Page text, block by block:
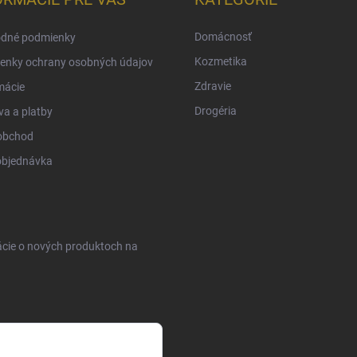
podmienky
ochrany osobných údajov
a platby
Domácnosť
Kozmetika
Zdravie
Drogéria
o nových produktoch na